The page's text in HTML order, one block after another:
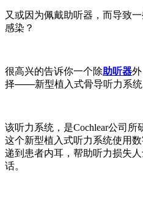
又或因为佩戴助听器，而导致
感染？
很高兴的告诉你一个除助听器
择───新型植入式骨导听力系统
该听力系统，是Cochlear公司所
这个新型植入式听力系统使用
递到患者内耳，帮助听力损失
话。